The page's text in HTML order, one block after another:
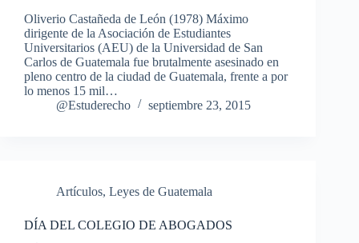
Oliverio Castañeda de León (1978) Máximo
dirigente de la Asociación de Estudiantes
Universitarios (AEU) de la Universidad de San
Carlos de Guatemala fue brutalmente asesinado en
pleno centro de la ciudad de Guatemala, frente a por
lo menos 15 mil…
@Estuderecho
septiembre 23, 2015
Artículos, Leyes de Guatemala
DÍA DEL COLEGIO DE ABOGADOS